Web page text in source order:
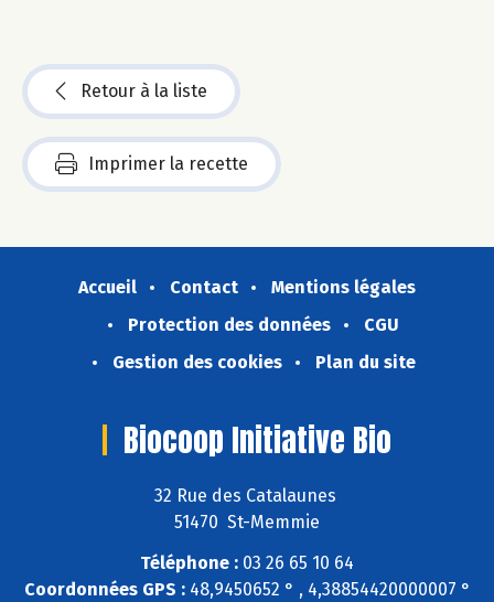
Retour à la liste
Imprimer la recette
Accueil Contact
Mentions légales
Protection des données
CGU
Gestion des cookies
Plan du site
Biocoop Initiative Bio
32 Rue des Catalaunes
51470 St-Memmie
Téléphone : 03 26 65 10 64
Coordonnées GPS :48,9450652 ° , 4,38854420000007 °